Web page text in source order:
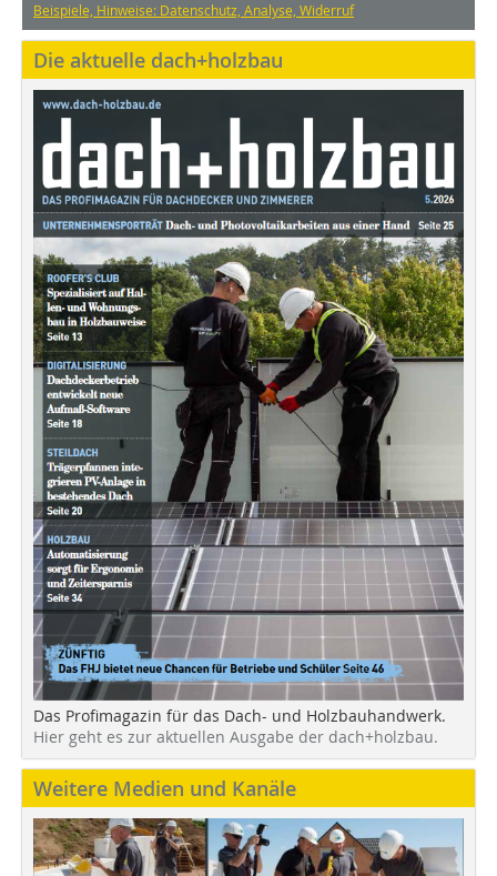
Beispiele, Hinweise: Datenschutz, Analyse, Widerruf
Die aktuelle dach+holzbau
Das Profimagazin für das Dach- und Holzbauhandwerk.
Hier geht es zur aktuellen Ausgabe der dach+holzbau.
Weitere Medien und Kanäle